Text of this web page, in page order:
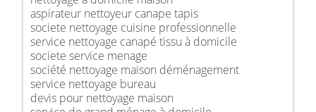
aspirateur nettoyeur canape tapis
societe nettoyage cuisine professionnelle
service nettoyage canapé tissu à domicile
societe service menage
société nettoyage maison déménagement
service nettoyage bureau
devis pour nettoyage maison